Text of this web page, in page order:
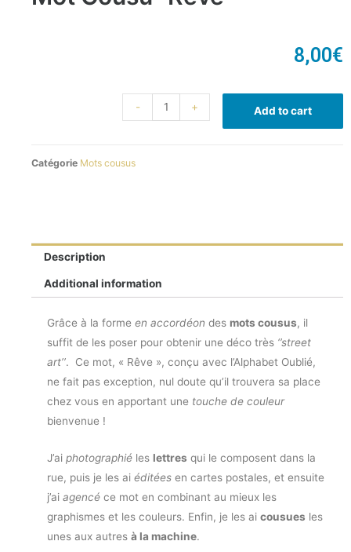
8,00€
- + Add to cart
Catégorie Mots cousus
Description
Additional information
Grâce à la forme en accordéon des mots cousus, il
suffit de les poser pour obtenir une déco très ‘’street
art’’. Ce mot, « Rêve », conçu avec l’Alphabet Oublié,
ne fait pas exception, nul doute qu’il trouvera sa place
chez vous en apportant une touche de couleur
bienvenue !
J’ai photographié les lettres qui le composent dans la
rue, puis je les ai éditées en cartes postales, et ensuite
j’ai agencé ce mot en combinant au mieux les
graphismes et les couleurs. Enfin, je les ai cousues les
unes aux autres à la machine.